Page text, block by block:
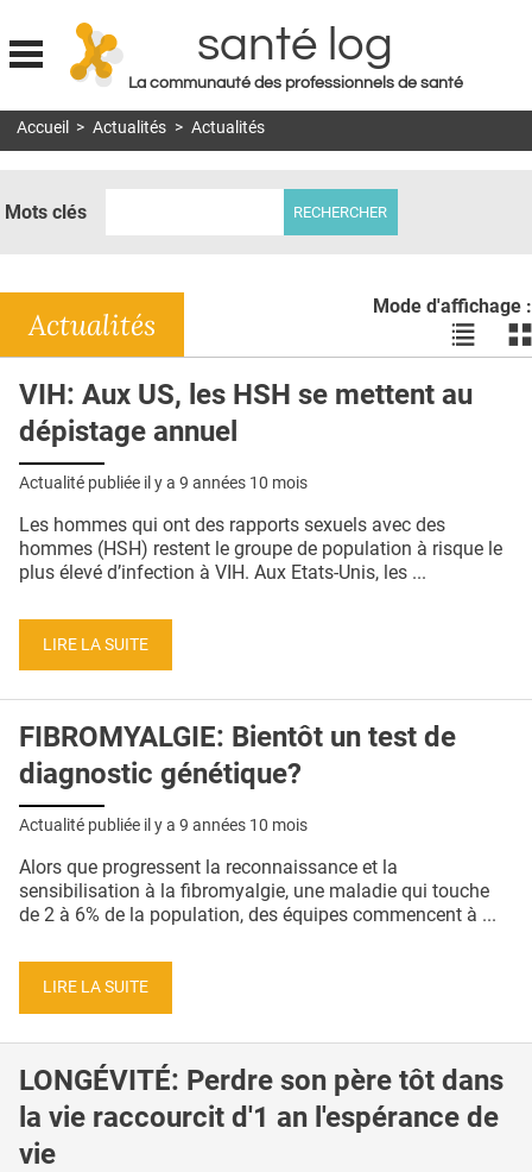
Jump to navigation
santé log
La communauté des professionnels de santé
MON COMPTE
DOSSIERS
RÉSEAUX
E-REVUE SAD
THÉMA
QUI SOMMES-NOUS ?
CONDITIONS GÉNÉRALES
CRÉDITS
Accueil > Actualités > Actualités
Mots clés
Mode d'affichage :
Voir
les
en
les
Actualités
VIH: Aux US, les HSH se mettent au
dépistage annuel
Actualité publiée il y a 9 années 10 mois
Les hommes qui ont des rapports sexuels avec des
hommes (HSH) restent le groupe de population à risque le
plus élevé d’infection à VIH. Aux Etats-Unis, les ...
LIRE LA SUITE
FIBROMYALGIE: Bientôt un test de
diagnostic génétique?
Actualité publiée il y a 9 années 10 mois
Alors que progressent la reconnaissance et la
sensibilisation à la fibromyalgie, une maladie qui touche
de 2 à 6% de la population, des équipes commencent à ...
LIRE LA SUITE
LONGÉVITÉ: Perdre son père tôt dans
la vie raccourcit d'1 an l'espérance de
vie